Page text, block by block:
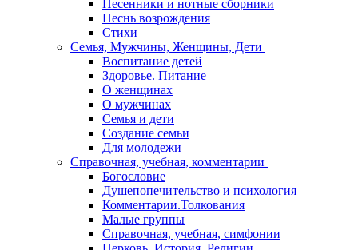
Песенники и нотные сборники
Песнь возрождения
Стихи
Семья, Мужчины, Женщины, Дети
Воспитание детей
Здоровье. Питание
О женщинах
О мужчинах
Семья и дети
Создание семьи
Для молодежи
Справочная, учебная, комментарии
Богословие
Душепопечительство и психология
Комментарии.Толкования
Малые группы
Справочная, учебная, симфонии